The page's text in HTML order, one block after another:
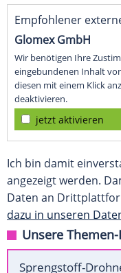
Empfohlener
Glomex GmbH
Wir benötigen Ihre
eingebundenen Inhalt
diesen mit einem Klick
deaktivieren.
jetzt aktivieren
Ich bin damit
angezeigt werden.
Daten an
dazu in unseren
Unsere
Sprengstoff-